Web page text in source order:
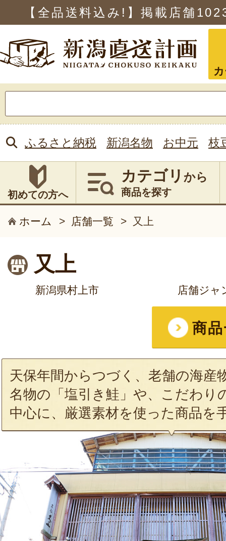
【全品送料込み!】掲載店舗
索:
ふるさと納税 新潟名物 お中元 枝
初めての方へ
カテゴリ から
商品を探す
ホーム > 店舗一覧 > 又上
又上
新潟県村上市 店舗ジャ
商
天保年間からつづく、老舗の海産
名物の「塩引き鮭」や、こだわり
中心に、厳選素材を使った商品を